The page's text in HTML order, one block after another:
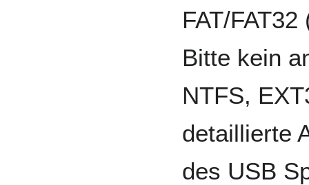
FAT/
Bitte kein
NTFS,
detaillierte
des USB